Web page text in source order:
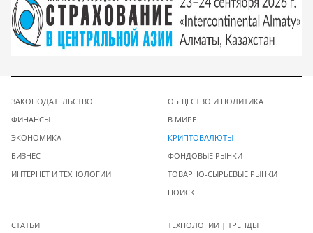
ЗАКОНОДАТЕЛЬСТВО
ФИНАНСЫ
ЭКОНОМИКА
БИЗНЕС
ИНТЕРНЕТ И ТЕХНОЛОГИИ
ОБЩЕСТВО И ПОЛИТИКА
В МИРЕ
КРИПТОВАЛЮТЫ
ФОНДОВЫЕ РЫНКИ
ТОВАРНО-СЫРЬЕВЫЕ РЫНКИ
ПОИСК
СТАТЬИ
ТЕХНОЛОГИИ | ТРЕНДЫ